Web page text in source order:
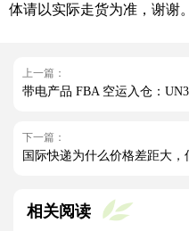
体请以实际走货为准，谢谢
上一篇：
下一篇：
国际快递为什么价格差距大，
相关阅读